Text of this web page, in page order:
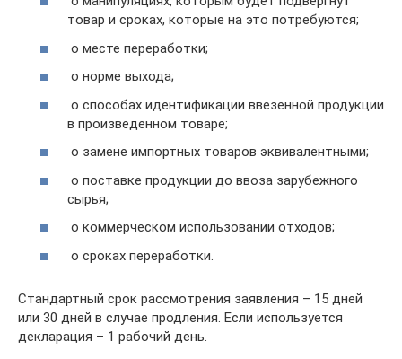
товар и сроках, которые на это потребуются;
о месте переработки;
о норме выхода;
о способах идентификации ввезенной продукции
в произведенном товаре;
о замене импортных товаров эквивалентными;
о поставке продукции до ввоза зарубежного
сырья;
о коммерческом использовании отходов;
о сроках переработки.
Стандартный срок рассмотрения заявления – 15 дней
или 30 дней в случае продления. Если используется
декларация – 1 рабочий день.